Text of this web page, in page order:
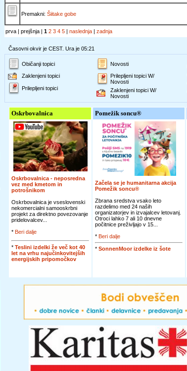
Premakni: Šiitake gobe
prva | prejšnja | 1 2 3 4 5 | naslednja | zadnja
Časovni okvir je CEST. Ura je 05:21
Običanji topici
Zaklenjeni topici
Prilepljeni topici
Novosti
Prilepljeni topici W/
Novosti
Zaklenjeni topici W/
Novosti
Oskrbovalnica
Oskrbovalnica - neposredna
vez med kmetom in
potrošnikom
Oskrbovalnica je vseslovenski
nekomercialni samooskrbni
projekt za direktno povezovanje
pridelovalcev...
* Beri dalje
* Teslini izdelki že več kot 40
let na vrhu najučinkovitejših
energijskih pripomočkov
Pomežik soncu®
Začela se je humanitarna akcija
Pomežik soncu®
Zbrana sredstva vsako leto
razdelimo med 24 naših
organizatorjev in izvajalcev letovanj.
Otroci lahko 7 ali 10 dnevne
počitnice preživljajo v 15...
* Beri dalje
* SonnenMoor izdelke iz šote